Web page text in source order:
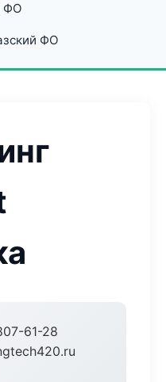
ФО
ФО
61-28